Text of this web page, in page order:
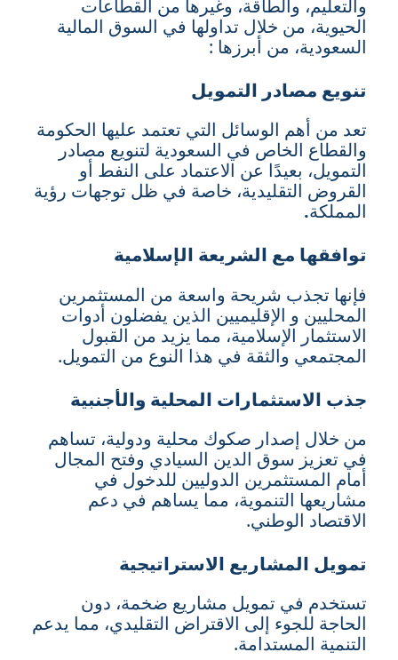
والتعليم، والطاقة، وغيرها من القطاعات
الحيوية، من خلال تداولها في السوق المالية
السعودية، من أبرزها :
تنويع مصادر التمويل
تعد من أهم الوسائل التي تعتمد عليها الحكومة
والقطاع الخاص في السعودية لتنويع مصادر
التمويل، بعيدًا عن الاعتماد على النفط أو
القروض التقليدية، خاصة في ظل توجهات رؤية
المملكة.
توافقها مع الشريعة الإسلامية
فإنها تجذب شريحة واسعة من المستثمرين
المحليين و الإقليميين الذين يفضلون أدوات
الاستثمار الإسلامية، مما يزيد من القبول
المجتمعي والثقة في هذا النوع من التمويل.
جذب الاستثمارات المحلية والأجنبية
من خلال إصدار صكوك محلية ودولية، تساهم
في تعزيز سوق الدين السيادي وفتح المجال
أمام المستثمرين الدوليين للدخول في
مشاريعها التنموية، مما يساهم في دعم
الاقتصاد الوطني.
تمويل المشاريع الاستراتيجية
تستخدم في تمويل مشاريع ضخمة، دون
الحاجة للجوء إلى الاقتراض التقليدي، مما يدعم
التنمية المستدامة.